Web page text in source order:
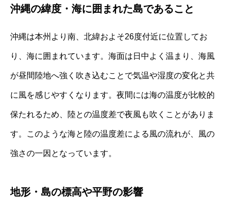
沖縄の緯度・海に囲まれた島であること
沖縄は本州より南、北緯およそ26度付近に位置してお
り、海に囲まれています。海面は日中よく温まり、海風
が昼間陸地へ強く吹き込むことで気温や湿度の変化と共
に風を感じやすくなります。夜間には海の温度が比較的
保たれるため、陸との温度差で夜風も吹くことがありま
す。このような海と陸の温度差による風の流れが、風の
強さの一因となっています。
地形・島の標高や平野の影響